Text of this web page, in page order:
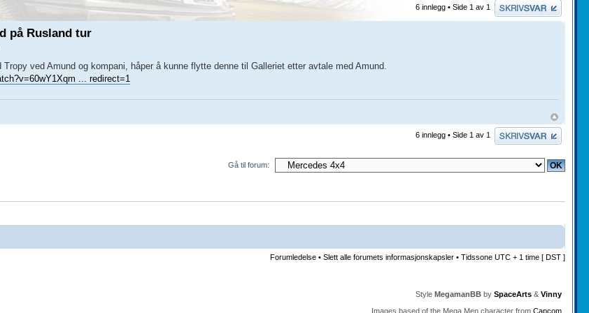
Skriv et svar
6 innlegg • Side 1 av 1
på Rusland tur
ved Amund og kompani, håper å kunne flytte denne til Galleriet etter avtale med Amund.
... redirect=1
Skriv et svar
6 innlegg • Side 1 av 1
Gå til forum:
Forumledelse •Slett alle forumets informasjonskapsler • Tidssone UTC + 1 time [ DST ]
Style MegamanBB bySpaceArts &Vinny
Images based of the Mega Men character fromCapcom